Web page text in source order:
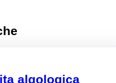
algologica